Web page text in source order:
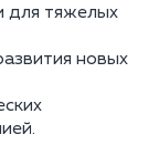
для тяжелых
новых